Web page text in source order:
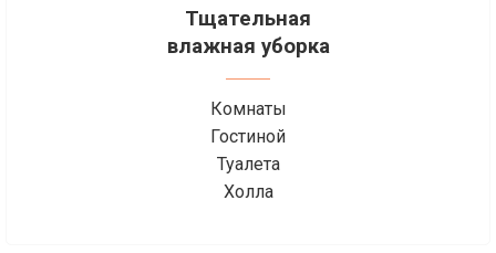
Тщательная
влажная уборка
Комнаты
Гостиной
Туалета
Холла